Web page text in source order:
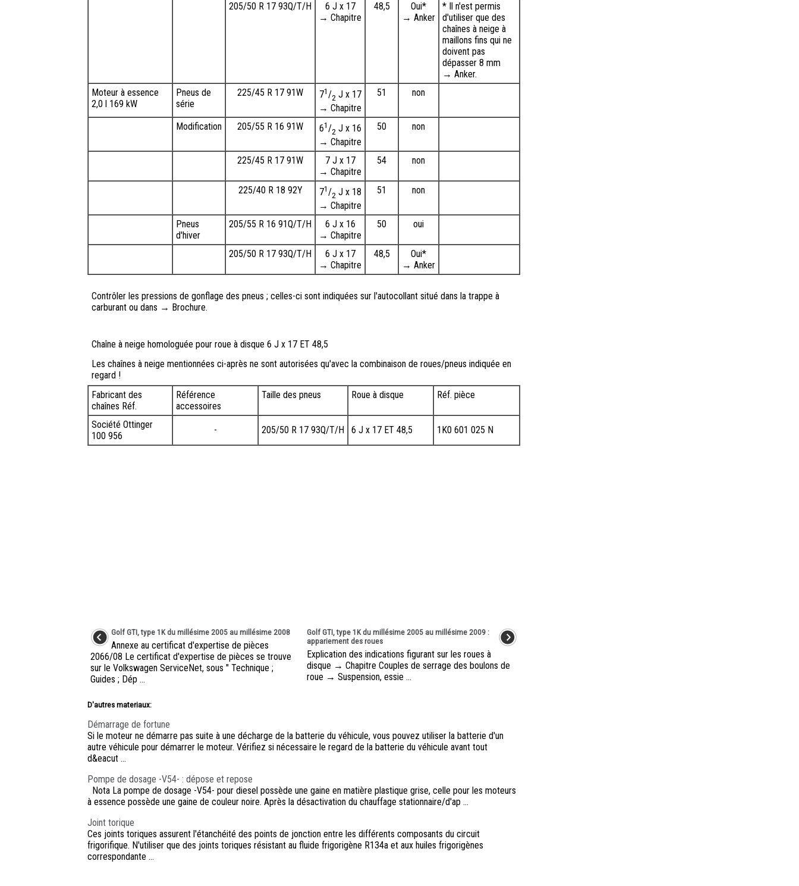
205/50 R 17 93Q/T/H
6 J x 17
→ Chapitre
48,5
Oui*
→ Anker
* Il n'est permis
d'utiliser que des
chaînes à neige à
maillons fins qui ne
doivent pas
dépasser 8 mm
→ Anker.
Moteur à essence
2,0 l 169 kW
Pneus de
série
225/45 R 17 91W 71 /2 J x 17
→ Chapitre
51 non
Modification 205/55 R 16 91W 61 /2 J x 16
→ Chapitre
50 non
225/45 R 17 91W
7 J x 17
→ Chapitre
54 non
225/40 R 18 92Y 71 /2 J x 18
→ Chapitre
51 non
Pneus
d'hiver
205/55 R 16 91Q/T/H
6 J x 16
→ Chapitre
50 oui
205/50 R 17 93Q/T/H
6 J x 17
→ Chapitre
48,5
Oui*
→ Anker
Contrôler les pressions de gonflage des pneus ; celles-ci sont indiquées sur l'autocollant situé dans la trappe à
carburant ou dans → Brochure.
Chaîne à neige homologuée pour roue à disque 6 J x 17 ET 48,5
Les chaînes à neige mentionnées ci-après ne sont autorisées qu'avec la combinaison de roues/pneus indiquée en
regard !
Fabricant des
chaînes Réf.
Référence
accessoires
Taille des pneus Roue à disque Réf. pièce
Société Ottinger
100 956
- 205/50 R 17 93Q/T/H 6 J x 17 ET 48,5 1K0 601 025 N
Golf GTI, type 1K du millésime 2005 au millésime 2008
Annexe au certificat d'expertise de pièces
2066/08 Le certificat d'expertise de pièces se trouve
sur le Volkswagen ServiceNet, sous " Technique ;
Guides ; Dép ...
Golf GTI, type 1K du millésime 2005 au millésime 2009 :
appariement des roues
Explication des indications figurant sur les roues à
disque → Chapitre Couples de serrage des boulons de
roue → Suspension, essie ...
D'autres materiaux:
Démarrage de fortune
Si le moteur ne démarre pas suite à une décharge de la batterie du véhicule, vous pouvez utiliser la batterie d'un
autre véhicule pour démarrer le moteur. Vérifiez si nécessaire le regard de la batterie du véhicule avant tout
d&eacut ...
Pompe de dosage -V54- : dépose et repose
Nota La pompe de dosage -V54- pour diesel possède une gaine en matière plastique grise, celle pour les moteurs
à essence possède une gaine de couleur noire. Après la désactivation du chauffage stationnaire/d'ap ...
Joint torique
Ces joints toriques assurent l'étanchéité des points de jonction entre les différents composants du circuit
frigorifique. N'utiliser que des joints toriques résistant au fluide frigorigène R134a et aux huiles frigorigènes
correspondante ...